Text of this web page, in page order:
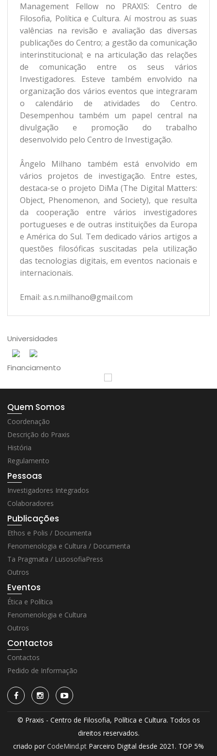
Management Fellow no PRAXIS: Centro de
Filosofia, Política e Cultura. Aí mostrou as suas
valências na revisão e avaliação das diversas
publicações do Centro; a gestão da comunicação
interinstitucional; e na articulação das relações
de comunicação entre os seus vários
Investigadores. Esteve também envolvido na
organização dos vários eventos que integraram
o calendário de atividades do Centro.
Desempenhou também um papel central na
divulgação e promoção do trabalho
desenvolvido pelo Centro de Investigação.
Ângelo Milhano também está envolvido em
vários projetos de investigação. Entre estes,
destaca-se o projeto DiMa (The Digital Matters:
Object, Phenomenon, and Society), que resulta
da cooperação entre vários investigadores
portugueses e de outras instituições da Europa
e América do Sul. Tem dedicado vários artigos a
questões filosóficas suscitadas pela utilização
das tecnologias digitais, em eventos nacionais e
internacionais.
Email: a.s.n.milhano@gmail.com
Universidades
Financiamento
Quem Somos
Coordenação
Descrição do Praxis
História
Regulamento
Pessoas
Investigadores Integrados
Colaboradores
Publicações
Ethos e Polis / Documenta
Fenomenologia e Cultura / Documenta
Ta Pragmata / LusosofiaPress
Outros
Eventos
Ética e Política
Fenomenologia e Cultura
Outros
Contactos
Contactos
Pedido de Informação
© Praxis - Centro de Filosofia, Política e Cultura. Todos os
direitos reservados.
criado por CodeMind.pt Parceiro Digital desde 2021. TOP 5%